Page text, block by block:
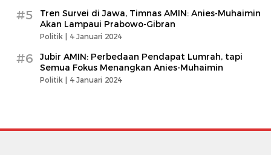
#5
Tren Survei di Jawa, Timnas AMIN: Anies-Muhaimin
Akan Lampaui Prabowo-Gibran
Politik | 4 Januari 2024
#6
Jubir AMIN: Perbedaan Pendapat Lumrah, tapi
Semua Fokus Menangkan Anies-Muhaimin
Politik | 4 Januari 2024